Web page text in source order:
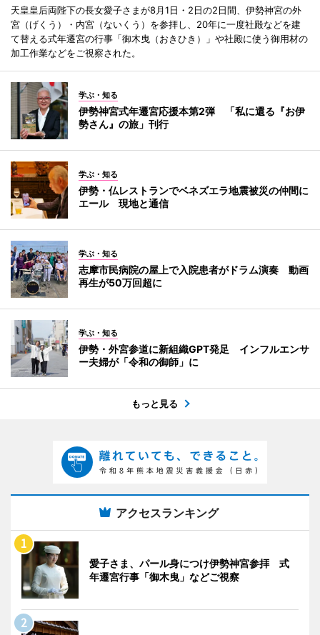
天皇皇后両陛下の長女愛子さまが8月1日・2日の2日間、伊勢神宮の外
宮（げくう）・内宮（ないくう）を参拝し、20年に一度社殿などを建
て替える式年遷宮の行事「御木曳（おきひき）」や社殿に使う御用材の
加工作業などをご視察された。
学ぶ・知る
伊勢神宮式年遷宮応援本第2弾 「私に還る『お伊
勢さん』の旅」刊行
学ぶ・知る
伊勢・仏レストランでベネズエラ地震被災の仲間に
エール 現地と通信
学ぶ・知る
志摩市民病院の屋上で入院患者がドラム演奏 動画
再生が50万回超に
学ぶ・知る
伊勢・外宮参道に新組織GPT発足 インフルエンサ
ー夫婦が「令和の御師」に
もっと見る
アクセスランキング
愛子さま、パール身につけ伊勢神宮参拝 式
年遷宮行事「御木曳」などご視察